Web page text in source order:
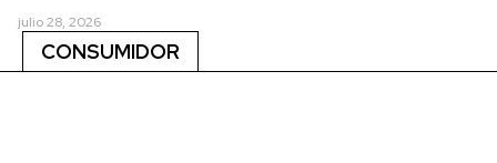
julio 28, 2026
CONSUMIDOR